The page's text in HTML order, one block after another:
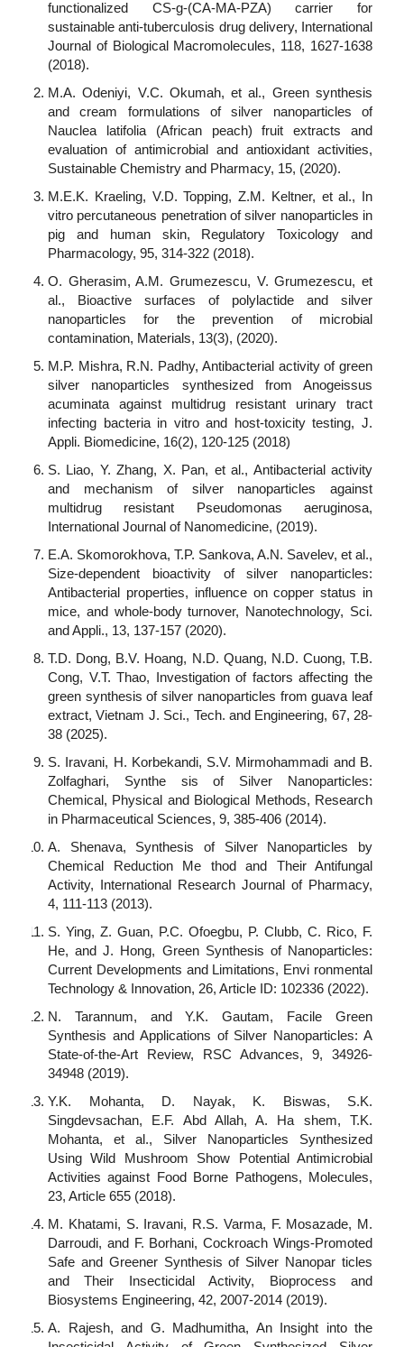
functionalized CS-g-(CA-MA-PZA) carrier for
sustainable anti-tuberculosis drug delivery, International
Journal of Biological Macromolecules, 118, 1627-1638
(2018).
M.A. Odeniyi, V.C. Okumah, et al., Green synthesis
and cream formulations of silver nanoparticles of
Nauclea latifolia (African peach) fruit extracts and
evaluation of antimicrobial and antioxidant activities,
Sustainable Chemistry and Pharmacy, 15, (2020).
M.E.K. Kraeling, V.D. Topping, Z.M. Keltner, et al., In
vitro percutaneous penetration of silver nanoparticles in
pig and human skin, Regulatory Toxicology and
Pharmacology, 95, 314-322 (2018).
O. Gherasim, A.M. Grumezescu, V. Grumezescu, et
al., Bioactive surfaces of polylactide and silver
nanoparticles for the prevention of microbial
contamination, Materials, 13(3), (2020).
M.P. Mishra, R.N. Padhy, Antibacterial activity of green
silver nanoparticles synthesized from Anogeissus
acuminata against multidrug resistant urinary tract
infecting bacteria in vitro and host-toxicity testing, J.
Appli. Biomedicine, 16(2), 120-125 (2018)
S. Liao, Y. Zhang, X. Pan, et al., Antibacterial activity
and mechanism of silver nanoparticles against
multidrug resistant Pseudomonas aeruginosa,
International Journal of Nanomedicine, (2019).
E.A. Skomorokhova, T.P. Sankova, A.N. Savelev, et al.,
Size-dependent bioactivity of silver nanoparticles:
Antibacterial properties, influence on copper status in
mice, and whole-body turnover, Nanotechnology, Sci.
and Appli., 13, 137-157 (2020).
T.D. Dong, B.V. Hoang, N.D. Quang, N.D. Cuong, T.B.
Cong, V.T. Thao, Investigation of factors affecting the
green synthesis of silver nanoparticles from guava leaf
extract, Vietnam J. Sci., Tech. and Engineering, 67, 28-
38 (2025).
S. Iravani, H. Korbekandi, S.V. Mirmohammadi and B.
Zolfaghari, Synthe sis of Silver Nanoparticles:
Chemical, Physical and Biological Methods, Research
in Pharmaceutical Sciences, 9, 385-406 (2014).
A. Shenava, Synthesis of Silver Nanoparticles by
Chemical Reduction Me thod and Their Antifungal
Activity, International Research Journal of Pharmacy,
4, 111-113 (2013).
S. Ying, Z. Guan, P.C. Ofoegbu, P. Clubb, C. Rico, F.
He, and J. Hong, Green Synthesis of Nanoparticles:
Current Developments and Limitations, Envi ronmental
Technology & Innovation, 26, Article ID: 102336 (2022).
N. Tarannum, and Y.K. Gautam, Facile Green
Synthesis and Applications of Silver Nanoparticles: A
State-of-the-Art Review, RSC Advances, 9, 34926-
34948 (2019).
Y.K. Mohanta, D. Nayak, K. Biswas, S.K.
Singdevsachan, E.F. Abd Allah, A. Ha shem, T.K.
Mohanta, et al., Silver Nanoparticles Synthesized
Using Wild Mushroom Show Potential Antimicrobial
Activities against Food Borne Pathogens, Molecules,
23, Article 655 (2018).
M. Khatami, S. Iravani, R.S. Varma, F. Mosazade, M.
Darroudi, and F. Borhani, Cockroach Wings-Promoted
Safe and Greener Synthesis of Silver Nanopar ticles
and Their Insecticidal Activity, Bioprocess and
Biosystems Engineering, 42, 2007-2014 (2019).
A. Rajesh, and G. Madhumitha, An Insight into the